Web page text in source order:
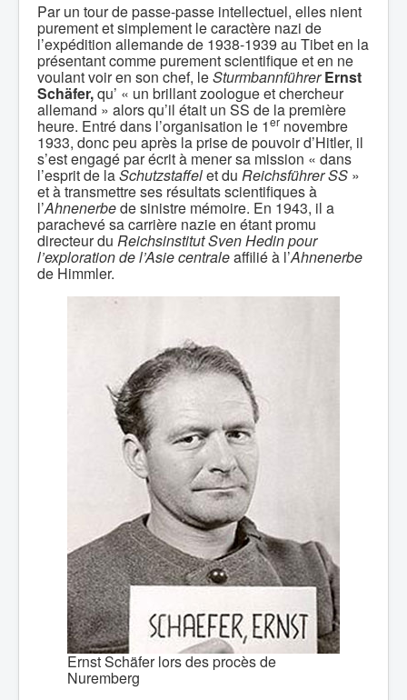
Par un tour de passe-passe intellectuel, elles nient
purement et simplement le caractère nazi de
l’expédition allemande de 1938-1939 au Tibet en la
présentant comme purement scientifique et en ne
voulant voir en son chef, leSturmbannführerErnst
Schäfer,qu’ « un brillant zoologue et chercheur
allemand » alors qu’il était un SS de la première
heure. Entré dans l’organisation le 1er novembre
1933, donc peu après la prise de pouvoir d’Hitler, il
s’est engagé par écrit à mener sa mission « dans
l’esprit de laSchutzstaffelet du Reichsführer SS »
et à transmettre ses résultats scientifiques à
l’Ahnenerbede sinistre mémoire. En 1943, il a
parachevé sa carrière nazie en étant promu
directeur du Reichsinstitut Sven Hedin pour
l’exploration de l’Asie centraleaffilié à l’Ahnenerbe
de Himmler.
Ernst Schäfer lors des procès de
Nuremberg